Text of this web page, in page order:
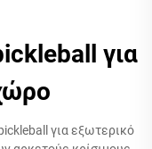
για
για εξωτερικό